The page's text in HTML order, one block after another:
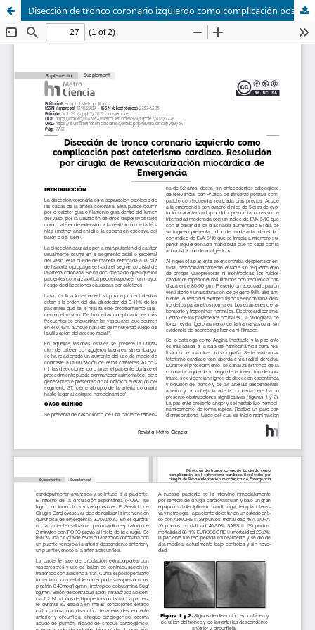
Disección de tronco coronario izquierdo como complicación post cateterismo cardiaco. Resolución por cirugía de Revascularización miocárdica de Emergencia